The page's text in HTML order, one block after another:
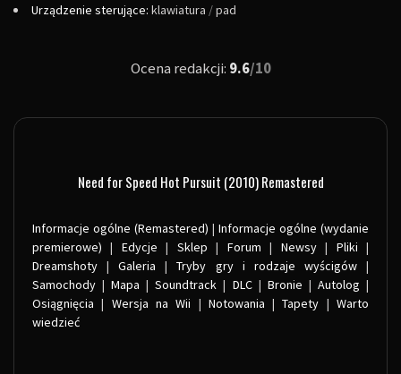
Urządzenie sterujące: klawiatura /pad
Ocena redakcji: 9.6/10
Need for Speed Hot Pursuit (2010) Remastered
Informacje ogólne (Remastered) | Informacje ogólne (wydanie
premierowe) | Edycje | Sklep | Forum | Newsy| Pliki |
Dreamshoty |Galeria |Tryby gry i rodzaje wyścigów|
Samochody |Mapa |Soundtrack | DLC| Bronie | Autolog |
Osiągnięcia | Wersja na Wii | Notowania |Tapety |Warto
wiedzieć